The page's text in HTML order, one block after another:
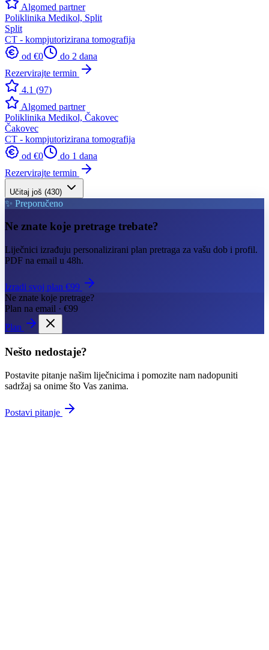
Algomed partner
Poliklinika Medikol, Split
Split
CT - kompjutorizirana tomografija
od €0
do 2 dana
Rezervirajte termin
4.1 (97)
Algomed partner
Poliklinika Medikol, Čakovec
Čakovec
CT - kompjutorizirana tomografija
od €0
do 1 dana
Rezervirajte termin
Učitaj još (430)
✨ Preporučeno
Ne znate koje pretrage trebate?
Liječnici izrađuju personalizirani plan pretraga za vašu dob i profil.
PDF na email u 48h.
Izradi svoj plan €99
Ne znate koje pretrage?
Plan na email · €99
Plan
Nešto nedostaje?
Postavite pitanje našim liječnicima i pomozite nam nadopuniti
sadržaj sa onime što Vas zanima.
Postavi pitanje